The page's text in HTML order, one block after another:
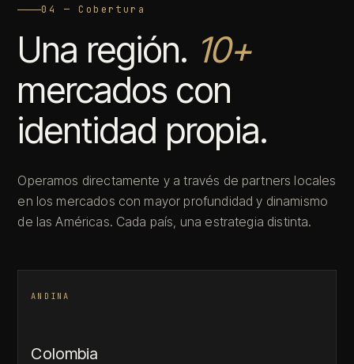
04 — Cobertura
Una región. 10+
mercados con
identidad propia.
Operamos directamente y a través de partners locales
en los mercados con mayor profundidad y dinamismo
de las Américas. Cada país, una estrategia distinta.
ANDINA
Colombia